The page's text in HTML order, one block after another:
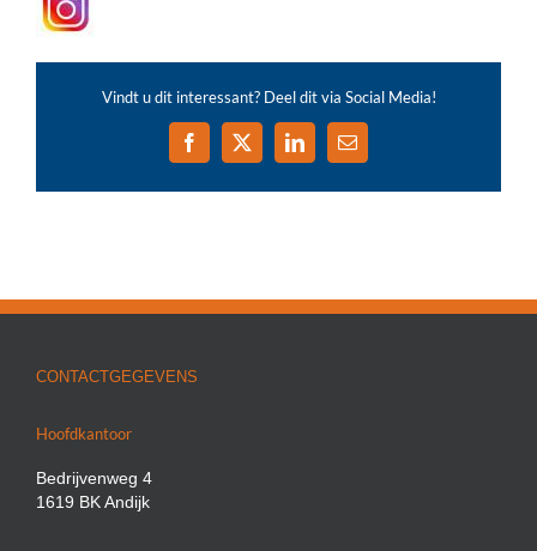
Vindt u dit interessant? Deel dit via Social Media!
Facebook
X LinkedIn
E-
CONTACTGEGEVENS
Hoofdkantoor
Bedrijvenweg 4
1619 BK Andijk